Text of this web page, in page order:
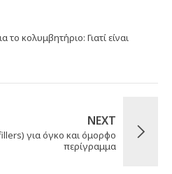
το κολυμβητήριο: Γιατί είναι
NEXT
για όγκο και όμορφο
περίγραμμα